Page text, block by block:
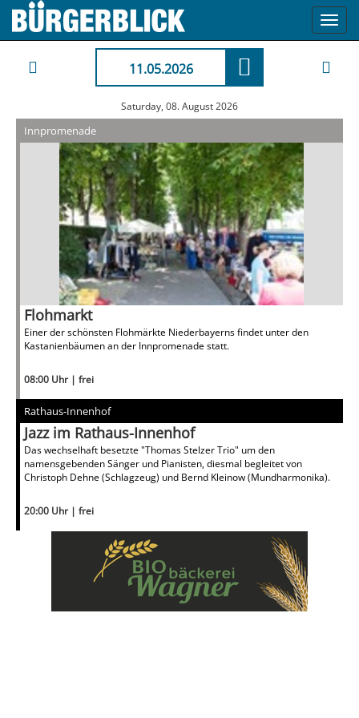
11.05.2026
Saturday, 08. August 2026
Innpromenade
Flohmarkt
Einer der schönsten Flohmärkte Niederbayerns findet unter den
Kastanienbäumen an der Innpromenade statt.
08:00 Uhr | frei
Rathaus-Innenhof
Jazz im Rathaus-Innenhof
Das wechselhaft besetzte "Thomas Stelzer Trio" um den
namensgebenden Sänger und Pianisten, diesmal begleitet von
Christoph Dehne (Schlagzeug) und Bernd Kleinow (Mundharmonika).
20:00 Uhr | frei